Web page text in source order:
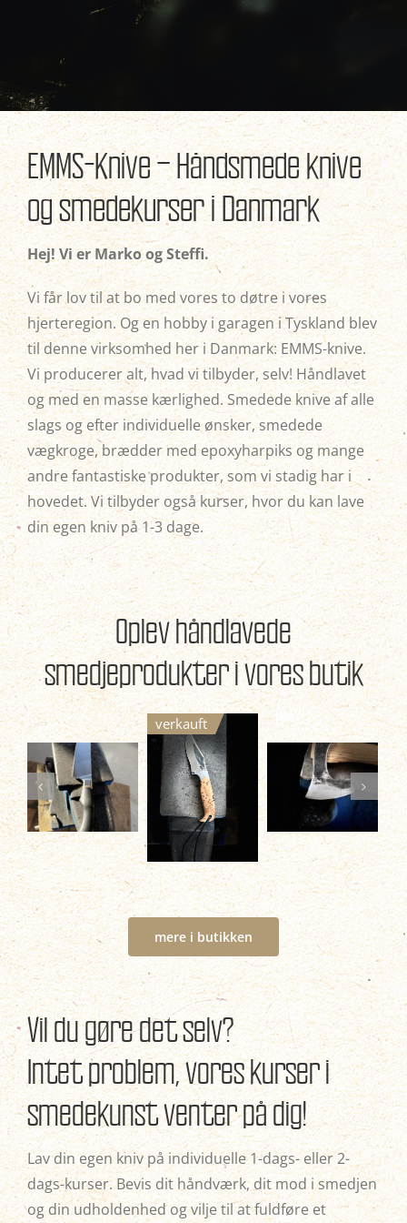
EMMS-Knive – Håndsmede knive
og smedekurser i Danmark
Hej! Vi er Marko og Steffi.
Vi får lov til at bo med vores to døtre i vores
hjerteregion. Og en hobby i garagen i Tyskland blev
til denne virksomhed her i Danmark: EMMS-knive.
Vi producerer alt, hvad vi tilbyder, selv! Håndlavet
og med en masse kærlighed. Smedede knive af alle
slags og efter individuelle ønsker, smedede
vægkroge, brædder med epoxyharpiks og mange
andre fantastiske produkter, som vi stadig har i
hovedet. Vi tilbyder også kurser, hvor du kan lave
din egen kniv på 1-3 dage.
Oplev håndlavede
smedjeprodukter i voresbutik
verkauft
mere i butikken
Vil du gøre det selv?
Intet problem, vores kurser i
smedekunst venter på dig!
Lav din egen kniv på individuelle 1-dags- eller 2-
dags-kurser. Bevis dit håndværk, dit mod i smedjen
og din udholdenhed og vilje til at fuldføre et